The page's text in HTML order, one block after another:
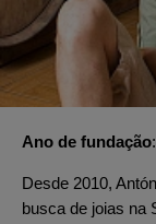
Ano de fundação
Desde 2010,
busca de joias na